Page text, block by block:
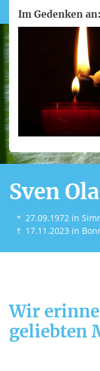
Im Gedenken an:
Sven
＊ 27.09.1972 in
† 17.11.2023 in
Wir
geliebten